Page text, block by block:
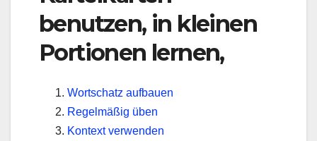
benutzen, in kleinen
Portionen lernen,
Wortschatz aufbauen
Regelmäßig üben
Kontext verwenden